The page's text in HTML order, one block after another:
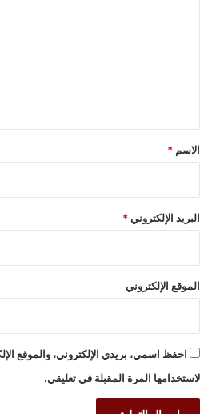
*
الاسم *
البريد الإلكتروني *
الموقع الإلكتروني
احفظ اسمي، بريدي الإلكتروني، والموقع
لاستخدامها المرة المقبلة في تعليقي.